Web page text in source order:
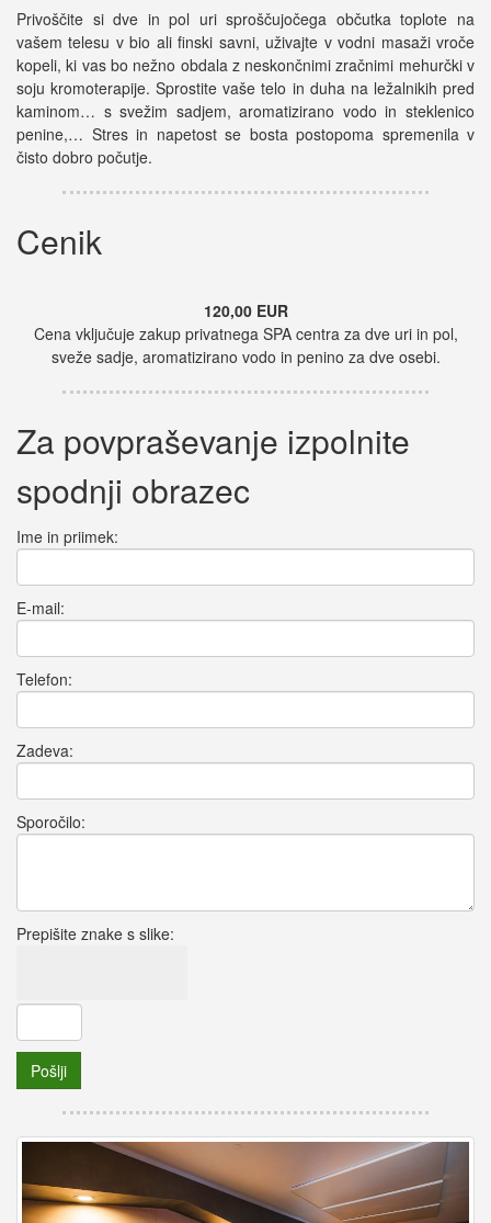
Privoščite si dve in pol uri sproščujočega občutka toplote na
vašem telesu v bio ali finski savni, uživajte v vodni masaži vroče
kopeli, ki vas bo nežno obdala z neskončnimi zračnimi mehurčki v
soju kromoterapije. Sprostite vaše telo in duha na ležalnikih pred
kaminom… s svežim sadjem, aromatizirano vodo in steklenico
penine,… Stres in napetost se bosta postopoma spremenila v
čisto dobro počutje.
Cenik
120,00 EUR
Cena vključuje zakup privatnega SPA centra za dve uri in pol,
sveže sadje, aromatizirano vodo in penino za dve osebi.
Za povpraševanje izpolnite
spodnji obrazec
Ime in priimek:
E-mail:
Telefon:
Zadeva:
Sporočilo:
Prepišite znake s slike:
Pošlji